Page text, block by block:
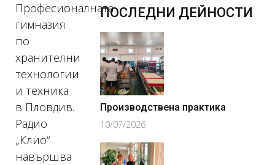
Професионалната
гимназия
по
хранителни
технологии
и техника
в Пловдив.
Радио
„Клио“
навършва
ПОСЛЕДНИ ДЕЙНОСТИ
Производствена практика
10/07/2026